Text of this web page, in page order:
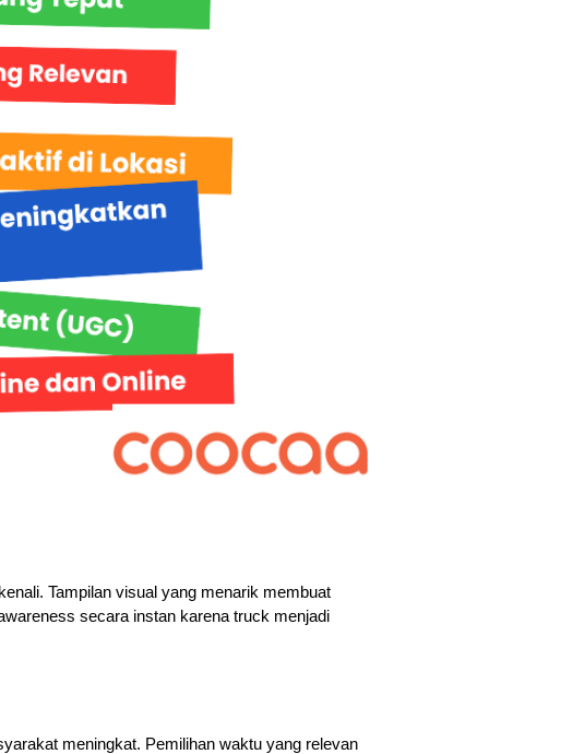
Tampilan visual yang menarik membuat
secara instan karena truck menjadi
meningkat. Pemilihan waktu yang relevan